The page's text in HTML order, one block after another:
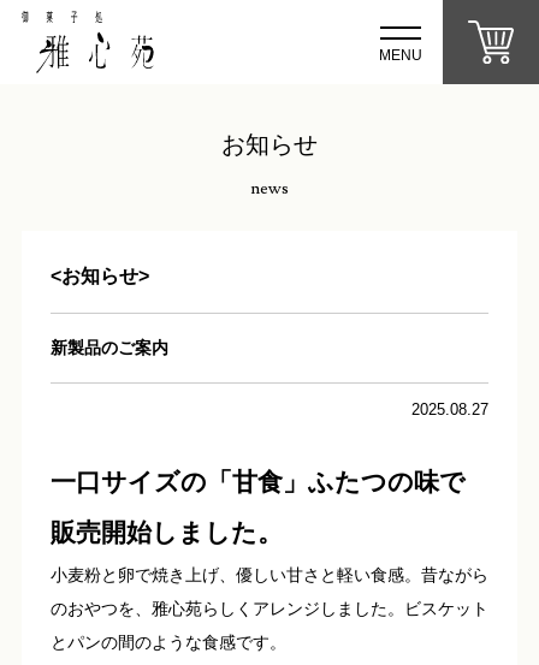
MENU
お知らせ
news
<お知らせ>
新製品のご案内
2025.08.27
一口サイズの「甘食」ふたつの味で
販売開始しました。
小麦粉と卵で焼き上げ、優しい甘さと軽い食感。昔ながら
のおやつを、雅心苑らしくアレンジしました。ビスケット
とパンの間のような食感です。